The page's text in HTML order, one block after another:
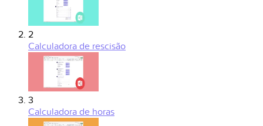
2
Calculadora de rescisão
3
Calculadora de horas